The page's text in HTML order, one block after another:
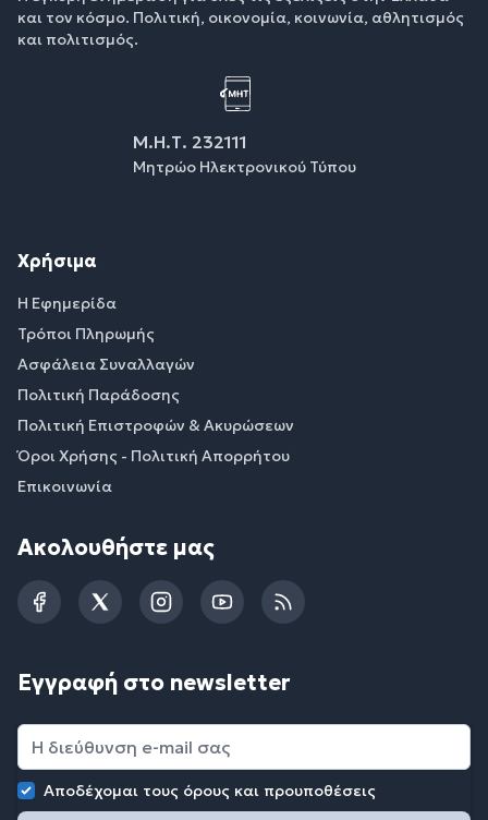
και τον κόσμο. Πολιτική, οικονομία, κοινωνία, αθλητισμός
και πολιτισμός.
Μ.Η.Τ. 232111
Μητρώο Ηλεκτρονικού Τύπου
Χρήσιμα
Η Εφημερίδα
Τρόποι Πληρωμής
Ασφάλεια Συναλλαγών
Πολιτική Παράδοσης
Πολιτική Επιστροφών & Ακυρώσεων
Όροι Χρήσης - Πολιτική Απορρήτου
Επικοινωνία
Ακολουθήστε μας
FacebookTwitterInstagramYouTubeRSS
Εγγραφή στο newsletter
Αποδέχομαι τους όρους και προυποθέσεις